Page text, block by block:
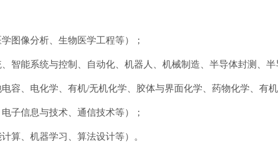
图像分析、生物医学工程等）；
智能系统与控制、自动化、机器人、机械制造、半导体封测、
容、电化学、有机/无机化学、胶体与界面化学、药物化学、有
子信息与技术、通信技术等）；
算、机器学习、算法设计等）。